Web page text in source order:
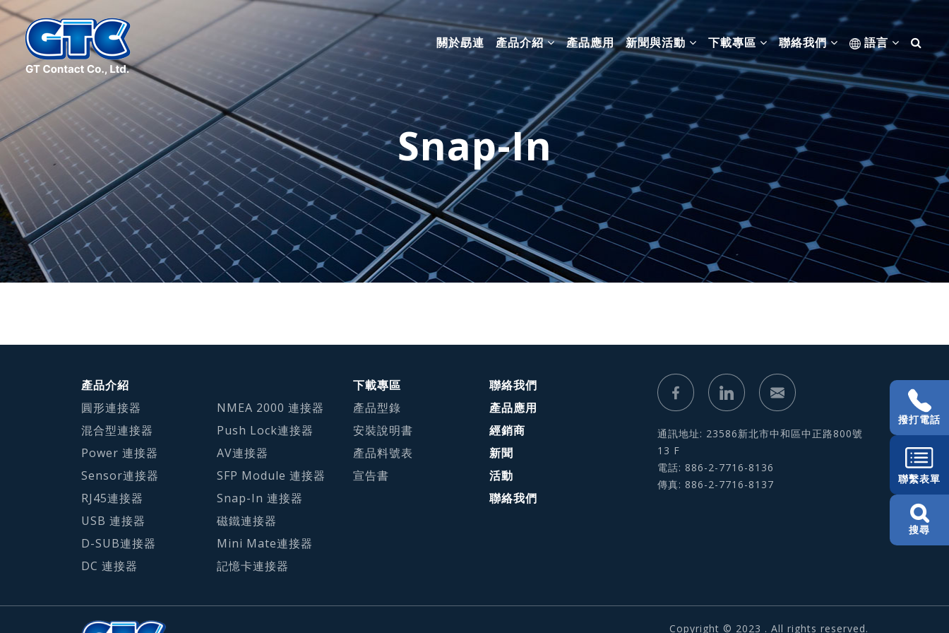
關於勗連 產品介紹 產品應用 新聞與活動 下載專區 聯絡我們 語言
Snap-In
產品介紹
圓形連接器
混合型連接器
Power 連接器
Sensor連接器
RJ45連接器
USB 連接器
D-SUB連接器
DC 連接器
NMEA 2000 連接器
Push Lock連接器
AV連接器
SFP Module 連接器
Snap-In 連接器
磁鐵連接器
Mini Mate連接器
記憶卡連接器
下載專區
產品型錄
安裝說明書
產品料號表
宣告書
聯絡我們
產品應用
經銷商
新聞
活動
聯絡我們
通訊地址: 23586新北市中和區中正路800號
13 F
電話: 886-2-7716-8136
傳真: 886-2-7716-8137
Copyright © 2023 . All rights reserved.
撥打電話
聯繫表單
搜尋